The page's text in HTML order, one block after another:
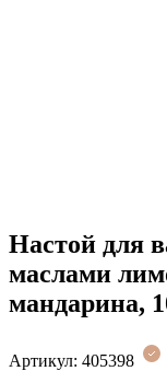
Настой для
маслами
мандарина,
Артикул: 405398